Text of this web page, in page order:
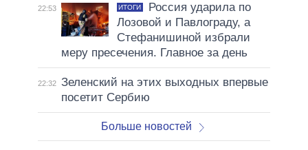
22:53 ИТОГИ
Россия ударила по
Лозовой и Павлограду, а
Стефанишиной избрали
меру пресечения. Главное за день
22:32 Зеленский на этих выходных впервые
посетит Сербию
Больше новостей